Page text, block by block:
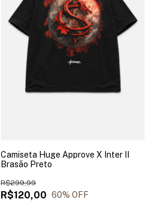
Camiseta Huge Approve X Inter II
Brasão Preto
R$120,00
R$299,99
60% OFF